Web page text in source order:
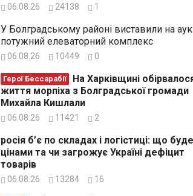
06.08.26 24138 1
У Болградському районі виставили на
потужний елеваторний комплекс
06.08.26 10449 0
Герої Бессарабії
життя морпіха з Болградської громади
Михайла Кишлали
06.08.26 11421 2
росія б’є по складах і логістиці: що
цінами та чи загрожує Україні дефіцит
товарів
06.08.26 13284 16